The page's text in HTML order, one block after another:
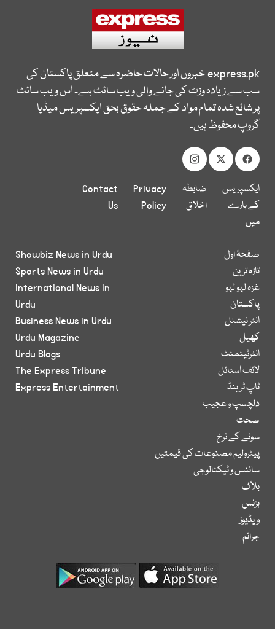
express.pkخبروں اور حالات حاضرہ سے متعلق پاکستان کی
سب سے زیادہ وزٹ کی جانے والی ویب سائٹ ہے۔ اس ویب سائٹ
پر شائع شدہ تمام مواد کے جملہ حقوق بحق ایکسپریس میڈیا
گروپ محفوظ ہیں۔
ایکسپریس
کے بارے
میں
ضابطہ
اخلاق
Privacy
Policy
Contact
Us
صفحۂ اول
تازہ ترین
غزہ لہو لہو
پاکستان
انٹر نیشنل
کھیل
انٹرٹینمنٹ
لائف اسٹائل
ٹاپ ٹرینڈ
دلچسپ و عجیب
صحت
سونے کے نرخ
پیٹرولیم مصنوعات کی قیمتیں
سائنس و ٹیکنالوجی
بلاگ
بزنس
ویڈیوز
جرائم
Showbiz News in Urdu
Sports News in Urdu
International News in
Urdu
Business News in Urdu
Urdu Magazine
Urdu Blogs
The Express Tribune
Express Entertainment